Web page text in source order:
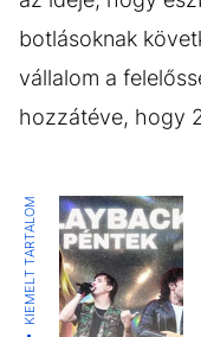
botlásoknak
vállalom a
hozzátéve, hogy
KIEMELT TARTALOM